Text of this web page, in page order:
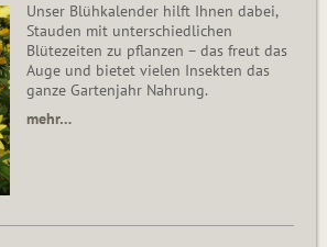
Unser Blühkalender hilft Ihnen dabei,
Stauden mit unterschiedlichen
Blütezeiten zu pflanzen – das freut das
Auge und bietet vielen Insekten das
ganze Gartenjahr Nahrung.
mehr…